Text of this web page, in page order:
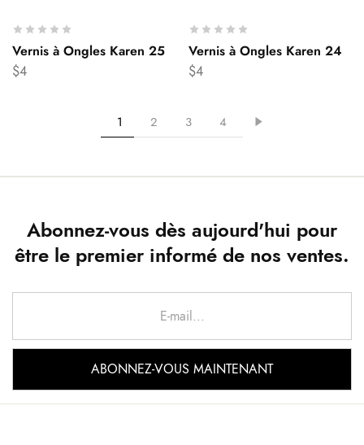
Vernis à Ongles Karen 25
$4
Vernis à Ongles Karen 24
$4
1 2 3 4
Abonnez-vous dès aujourd'hui pour
être le premier informé de nos ventes.